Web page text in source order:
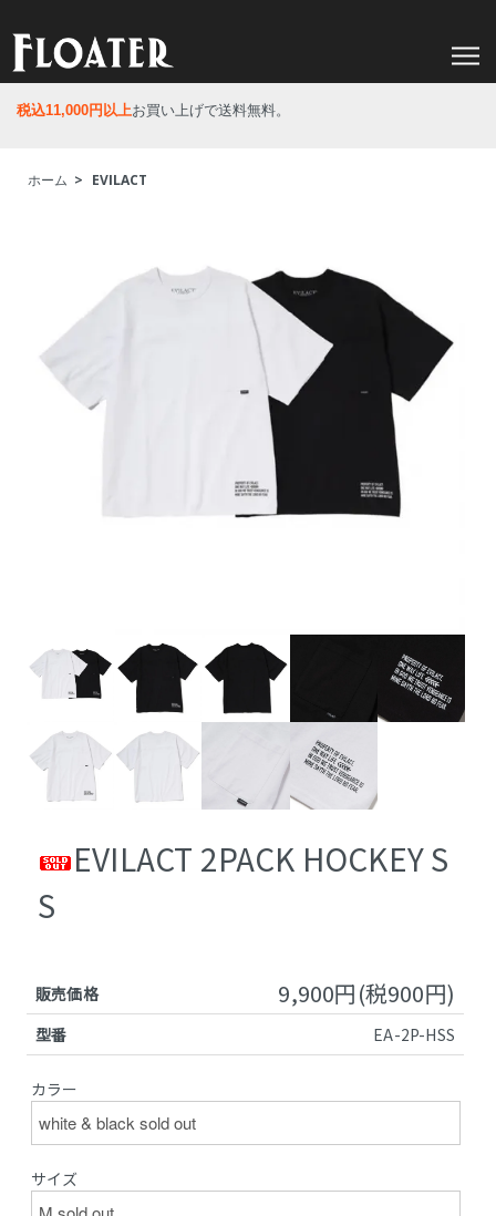
税込11,000円以上お買い上げで送料無料。
ホーム > EVILACT
EVILACT 2PACK HOCKEY S
S
販売価格 9,900円(税900円)
型番 EA-2P-HSS
カラー
サイズ